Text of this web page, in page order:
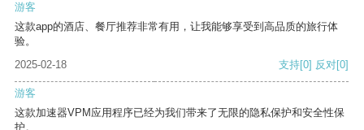
游客
这款app的酒店、餐厅推荐非常有用，让我能够享受到高品质的旅行体
验。
2025-02-18
支持[0] 反对[0]
游客
这款加速器VPM应用程序已经为我们带来了无限的隐私保护和安全性保
护。